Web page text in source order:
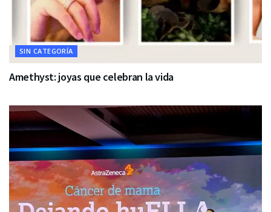
SIN CATEGORÍA
Amethyst: joyas que celebran la vida